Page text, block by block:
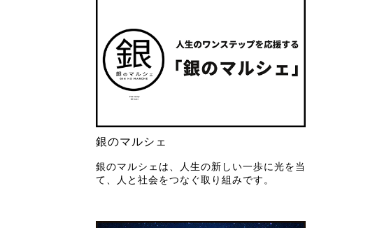
銀のマルシェ
銀のマルシェは、人生の新しい一歩に光を当
て、人と社会をつなぐ取り組みです。